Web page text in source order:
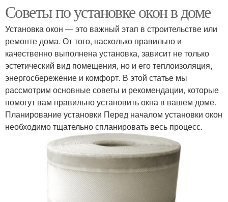
Советы по установке окон в доме
Установка окон — это важный этап в строительстве или
ремонте дома. От того, насколько правильно и
качественно выполнена установка, зависит не только
эстетический вид помещения, но и его теплоизоляция,
энергосбережение и комфорт. В этой статье мы
рассмотрим основные советы и рекомендации, которые
помогут вам правильно установить окна в вашем доме.
Планирование установки Перед началом установки окон
необходимо тщательно спланировать весь процесс.